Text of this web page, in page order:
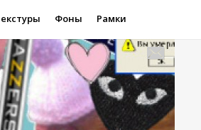
Фоны Рамки